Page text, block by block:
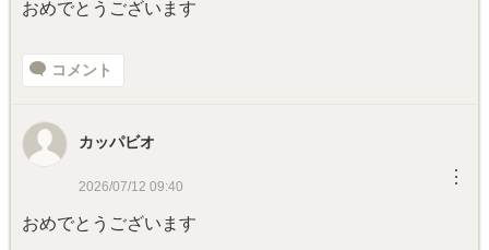
おめでとうございます
コメント
カッパビオ
2026/07/12 09:40 ︙
おめでとうございます